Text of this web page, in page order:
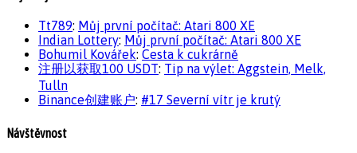
Tt789: Můj první počítač: Atari 800 XE
Indian Lottery: Můj první počítač: Atari 800 XE
Bohumil Kovářek: Cesta k cukrárně
注册以获取100 USDT: Tip na výlet: Aggstein, Melk,
Tulln
Binance创建账户: #17 Severní vítr je krutý
Návštěvnost